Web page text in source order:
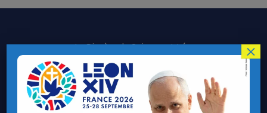
Le Diocèse de Quimper et Léon
Contacter le Diocèse
Contacter ma Paroisse
Contacter un service
×